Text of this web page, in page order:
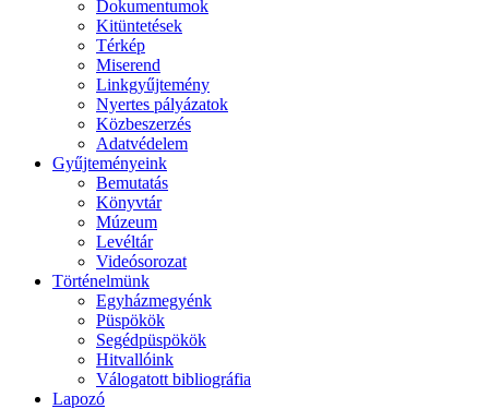
Dokumentumok
Kitüntetések
Térkép
Miserend
Linkgyűjtemény
Nyertes pályázatok
Közbeszerzés
Adatvédelem
Gyűjteményeink
Bemutatás
Könyvtár
Múzeum
Levéltár
Videósorozat
Történelmünk
Egyházmegyénk
Püspökök
Segédpüspökök
Hitvallóink
Válogatott bibliográfia
Lapozó